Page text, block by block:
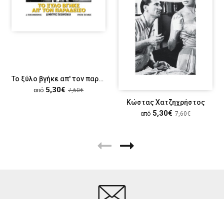
Το ξύλο βγήκε απ' τον παράδεισο 2
από 5,30€ 7,60€
Κώστας Χατζηχρήστος
από 5,30€ 7,60€